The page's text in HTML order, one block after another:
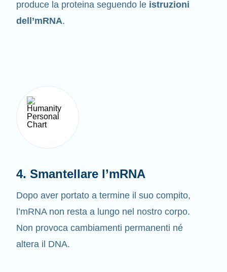
produce la proteina seguendo le istruzioni
dell’mRNA.
4. Smantellare l’mRNA
Dopo aver portato a termine il suo compito,
l’mRNA non resta a lungo nel nostro corpo.
Non provoca cambiamenti permanenti né
altera il DNA.